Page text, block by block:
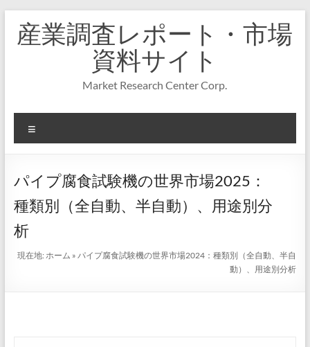
キ
プ
産業調査レポート・市場
資料サイト
Market Research Center Corp.
ニ
ー
パイプ腐食試験機の世界市場2025：
種類別（全自動、半自動）、用途別分
析
現在地:ホーム »パイプ腐食試験機の世界市場2024：種類別（全自動、半自
動）、用途別分析